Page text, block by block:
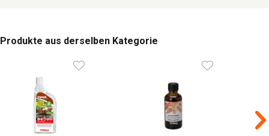
Produkte aus derselben Kategorie